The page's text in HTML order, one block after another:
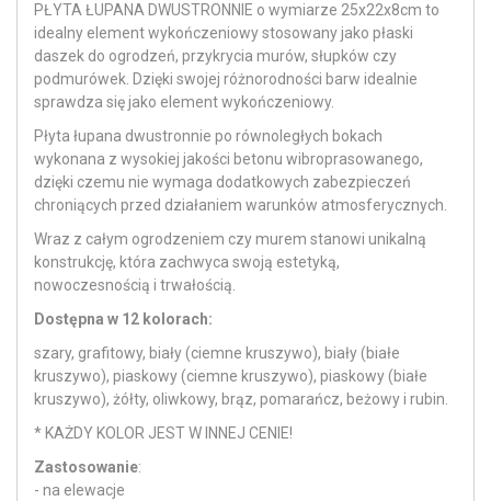
PŁYTA ŁUPANA DWUSTRONNIE o wymiarze 25x22x8cm to
idealny element wykończeniowy stosowany jako płaski
daszek do ogrodzeń, przykrycia murów, słupków czy
podmurówek. Dzięki swojej różnorodności barw idealnie
sprawdza się jako element wykończeniowy.
Płyta łupana dwustronnie po równoległych bokach
wykonana z wysokiej jakości betonu wibroprasowanego,
dzięki czemu nie wymaga dodatkowych zabezpieczeń
chroniących przed działaniem warunków atmosferycznych.
Wraz z całym ogrodzeniem czy murem stanowi unikalną
konstrukcję, która zachwyca swoją estetyką,
nowoczesnością i trwałością.
Dostępna w 12 kolorach:
szary, grafitowy, biały (ciemne kruszywo), biały (białe
kruszywo), piaskowy (ciemne kruszywo), piaskowy (białe
kruszywo), żółty, oliwkowy, brąz, pomarańcz, beżowy i rubin.
* KAŻDY KOLOR JEST W INNEJ CENIE!
Zastosowanie:
- na elewacje